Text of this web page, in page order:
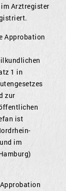
Arztregister
Approbation
1 in
zur
ist
im